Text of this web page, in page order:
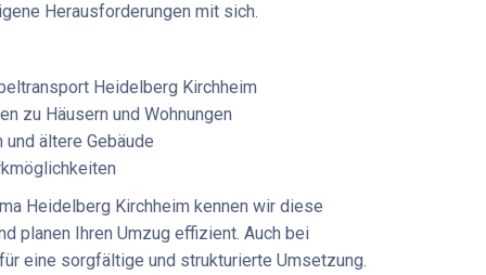
Herausforderungen mit sich.
Heidelberg Kirchheim
zu Häusern und Wohnungen
ältere Gebäude
Heidelberg Kirchheim kennen wir diese
planen Ihren Umzug effizient. Auch bei
eine sorgfältige und strukturierte Umsetzung.